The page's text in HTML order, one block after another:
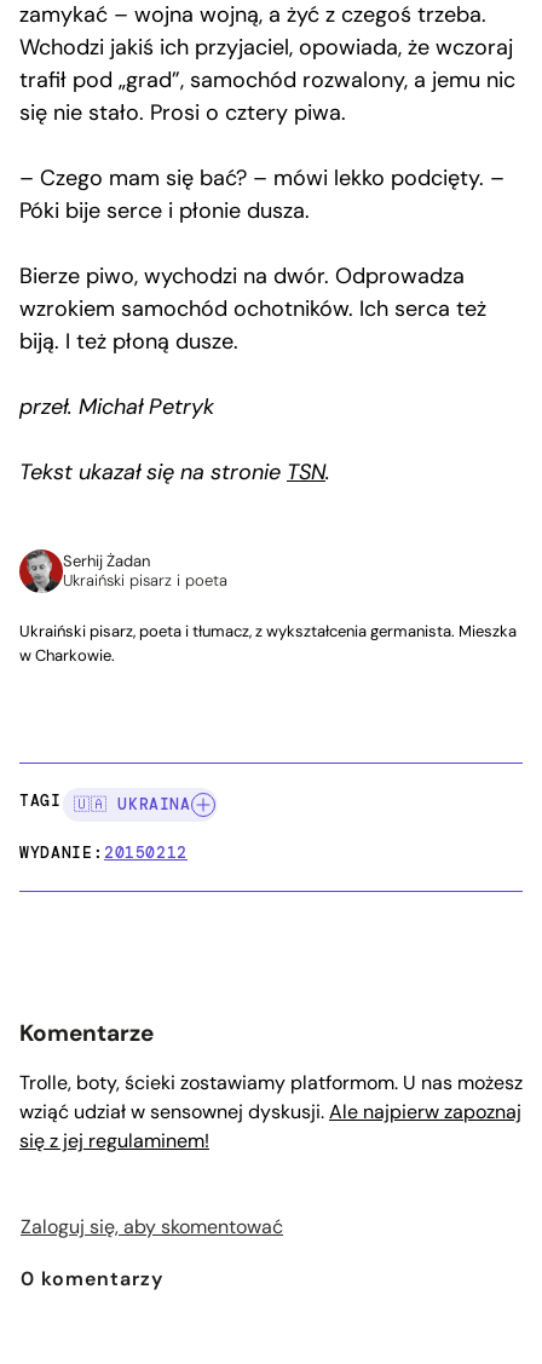
zamykać – wojna wojną, a żyć z czegoś trzeba.
Wchodzi jakiś ich przyjaciel, opowiada, że wczoraj
trafił pod „grad”, samochód rozwalony, a jemu nic
się nie stało. Prosi o cztery piwa.
– Czego mam się bać? – mówi lekko podcięty. –
Póki bije serce i płonie dusza.
Bierze piwo, wychodzi na dwór. Odprowadza
wzrokiem samochód ochotników. Ich serca też
biją. I też płoną dusze.
przeł. Michał Petryk
Tekst ukazał się na stronie TSN.
Serhij Żadan
Ukraiński pisarz i poeta
Ukraiński pisarz, poeta i tłumacz, z wykształcenia germanista. Mieszka
w Charkowie.
TAGI: 🇺🇦 UKRAINA
WYDANIE:20150212
Komentarze
Trolle, boty, ścieki zostawiamy platformom. U nas możesz
wziąć udział w sensownej dyskusji.Ale najpierw zapoznaj
się z jej regulaminem!
Zaloguj się, aby skomentować
0 komentarzy